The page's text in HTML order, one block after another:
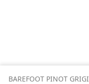
 Quick view
BAREFOOT PINOT